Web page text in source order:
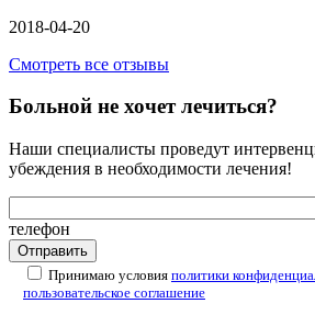
2018-04-20
Смотреть все отзывы
Больной не хочет лечиться?
Наши специалисты проведут
убеждения в необходимости лечения!
телефон
Принимаю условия политики
пользовательское соглашение